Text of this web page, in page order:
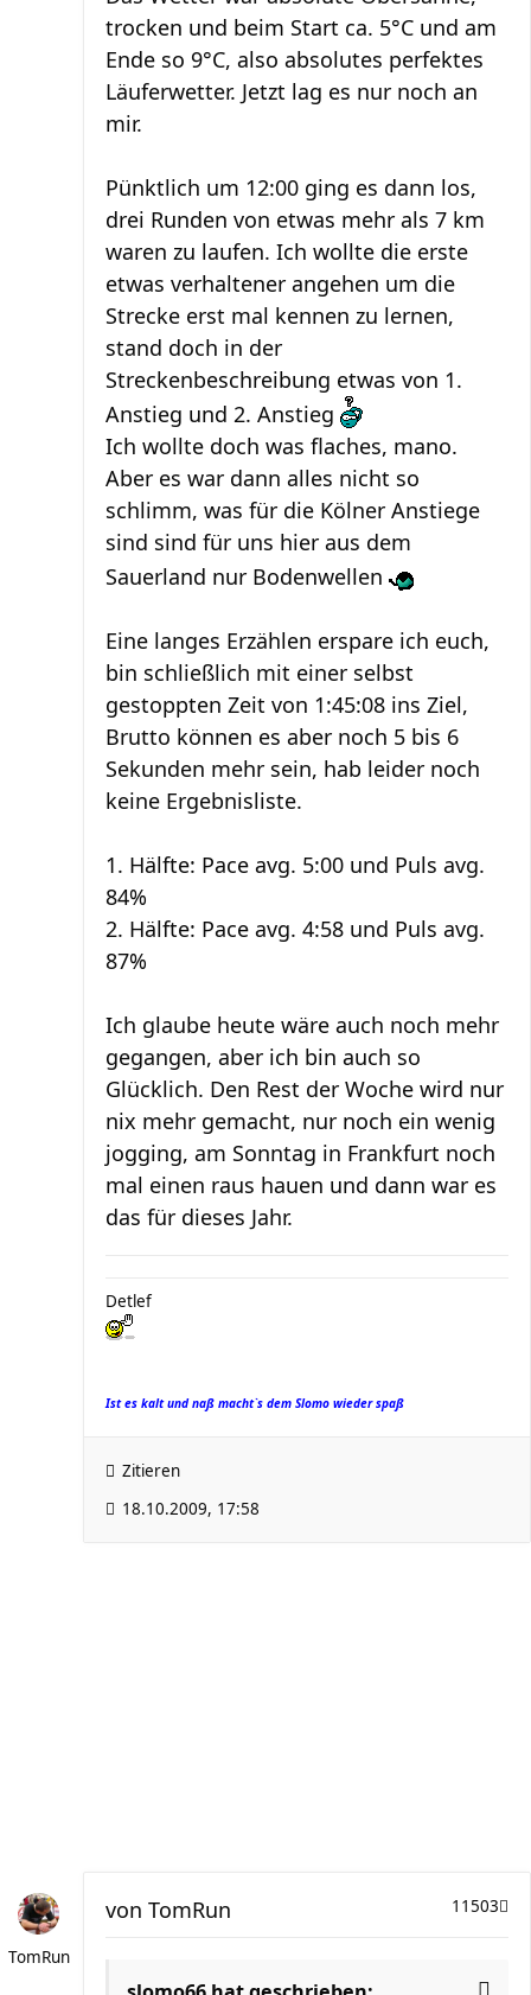
trocken und beim Start ca. 5°C und am
Ende so 9°C, also absolutes perfektes
Läuferwetter. Jetzt lag es nur noch an
mir.
Pünktlich um 12:00 ging es dann los,
drei Runden von etwas mehr als 7 km
waren zu laufen. Ich wollte die erste
etwas verhaltener angehen um die
Strecke erst mal kennen zu lernen,
stand doch in der
Streckenbeschreibung etwas von 1.
Anstieg und 2. Anstieg
Ich wollte doch was flaches, mano.
Aber es war dann alles nicht so
schlimm, was für die Kölner Anstiege
sind sind für uns hier aus dem
Sauerland nur Bodenwellen
Eine langes Erzählen erspare ich euch,
bin schließlich mit einer selbst
gestoppten Zeit von 1:45:08 ins Ziel,
Brutto können es aber noch 5 bis 6
Sekunden mehr sein, hab leider noch
keine Ergebnisliste.
1. Hälfte: Pace avg. 5:00 und Puls avg.
84%
2. Hälfte: Pace avg. 4:58 und Puls avg.
87%
Ich glaube heute wäre auch noch mehr
gegangen, aber ich bin auch so
Glücklich. Den Rest der Woche wird nur
nix mehr gemacht, nur noch ein wenig
jogging, am Sonntag in Frankfurt noch
mal einen raus hauen und dann war es
das für dieses Jahr.
Detlef
Ist es kalt und naß macht`s dem Slomo wieder spaß
Zitieren
18.10.2009, 17:58
TomRun
11503
von TomRun